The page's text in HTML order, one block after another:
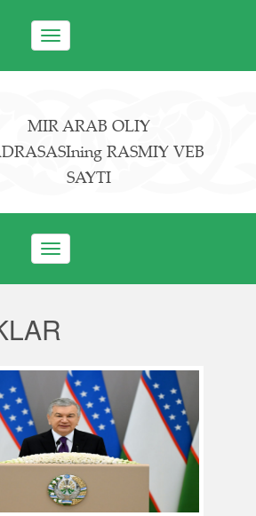
Toggle
navigation
MIR ARAB OLIY
RASMIY VEB
SAYTI
Toggle
navigation